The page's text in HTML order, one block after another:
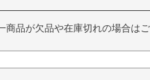
商品が欠品や在庫切れの場合は